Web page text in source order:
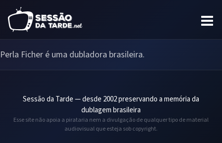
Perla Ficher é uma dubladora brasileira.
Sessão da Tarde — desde 2002 preservando a memória da
dublagem brasileira
Esse site não apoia a pirataria nem a divulgação de qualquer tipo de material
audiovisual que esteja sob copyright.